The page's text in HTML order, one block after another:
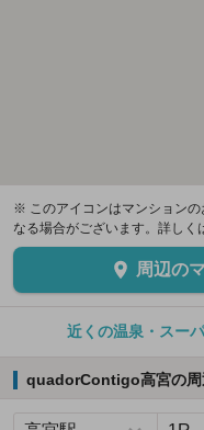
※ このアイコンはマンション
なる場合がございます。詳しく
周辺の
近くの温泉・スー
quadorContigo高宮の周